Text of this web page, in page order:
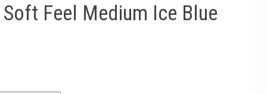
Feel Medium Ice Blue